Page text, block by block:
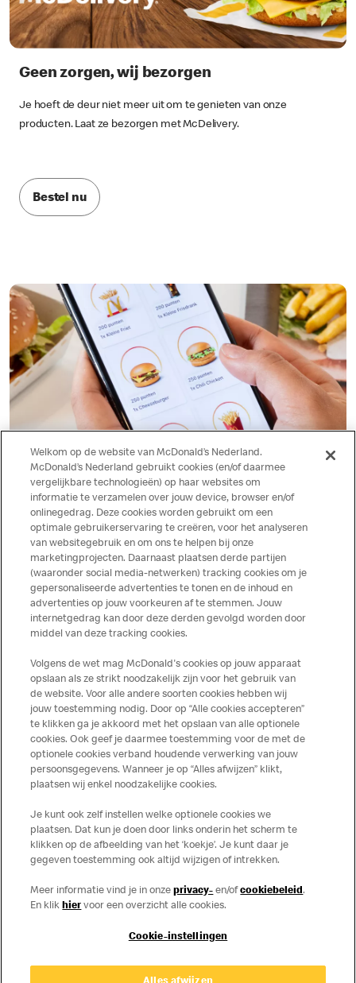
Geen zorgen, wij bezorgen
Je hoeft de deur niet meer uit om te genieten van onze
producten. Laat ze bezorgen met McDelivery.
Bestel nu
Lekker voordeel scoren?
Download de app voor voordeel, gratis producten en nog veel
meer!
Lees meer
Over ons
Services
Contact
Welkom op de website van McDonald’s Nederland.
McDonald’s Nederland gebruikt cookies (en/of daarmee
vergelijkbare technologieën) op haar websites om
informatie te verzamelen over jouw device, browser en/of
onlinegedrag. Deze cookies worden gebruikt om een
optimale gebruikerservaring te creëren, voor het analyseren
van websitegebruik en om ons te helpen bij onze
marketingprojecten. Daarnaast plaatsen derde partijen
(waaronder social media-netwerken) tracking cookies om je
gepersonaliseerde advertenties te tonen en de inhoud en
advertenties op jouw voorkeuren af te stemmen. Jouw
internetgedrag kan door deze derden gevolgd worden door
middel van deze tracking cookies.
Volgens de wet mag McDonald's cookies op jouw apparaat
opslaan als ze strikt noodzakelijk zijn voor het gebruik van
de website. Voor alle andere soorten cookies hebben wij
jouw toestemming nodig. Door op “Alle cookies accepteren”
te klikken ga je akkoord met het opslaan van alle optionele
cookies. Ook geef je daarmee toestemming voor de met de
optionele cookies verband houdende verwerking van jouw
persoonsgegevens. Wanneer je op “Alles afwijzen” klikt,
plaatsen wij enkel noodzakelijke cookies.
Je kunt ook zelf instellen welke optionele cookies we
plaatsen. Dat kun je doen door links onderin het scherm te
klikken op de afbeelding van het ‘koekje’. Je kunt daar je
gegeven toestemming ook altijd wijzigen of intrekken.
Meer informatie vind je in onzeprivacy- en/ofcookiebeleid.
En klikhier voor een overzicht alle cookies.
Cookie-instellingen